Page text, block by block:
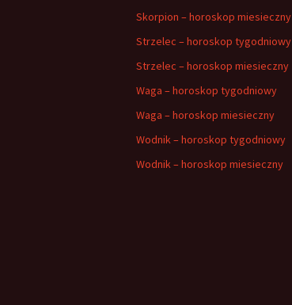
Skorpion – horoskop miesieczny
Strzelec – horoskop tygodniowy
Strzelec – horoskop miesieczny
Waga – horoskop tygodniowy
Waga – horoskop miesieczny
Wodnik – horoskop tygodniowy
Wodnik – horoskop miesieczny